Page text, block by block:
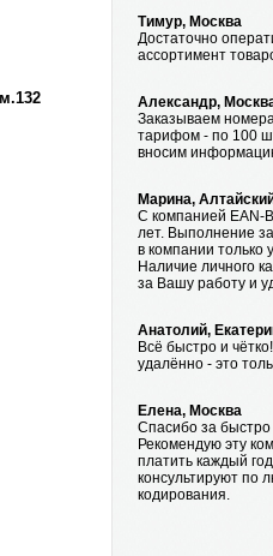
Тимур, Москва
Достаточно
ассортимент
Александр,
Заказываем
тарифом - по 100
вносим
Марина,
С компанией EAN-
лет. Выполнение
в компании только
Наличие личного
за Вашу работу и
Анатолий,
Всё быстро и
удалённо - это
Елена, Москва
Спасибо за
Рекомендую эту
платить каждый
консультируют по
кодирования.